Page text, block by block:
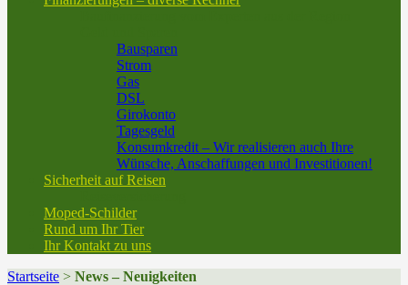
Bausparen
Strom
Gas
DSL
Girokonto
Tagesgeld
Konsumkredit – Wir realisieren auch Ihre
Wünsche, Anschaffungen und Investitionen!
Sicherheit auf Reisen
Moped-Schilder
Rund um Ihr Tier
Ihr Kontakt zu uns
Startseite > News – Neuigkeiten